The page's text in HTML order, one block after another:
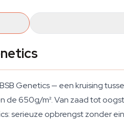
Genetics — een kruising
650g/m². Van zaad tot
serieuze opbrengst zonder